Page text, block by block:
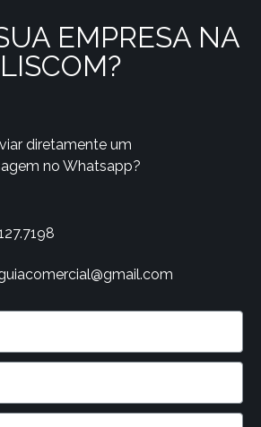
EMPRESA NA
LISCOM?
diretamente um
no Whatsapp?